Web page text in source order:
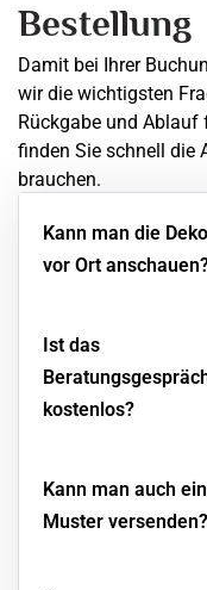
Bestellung
Damit bei Ihrer
wir die wichtigsten
Rückgabe und Ablauf
finden Sie schnell die
brauchen.
Kann man die Deko
vor Ort
Ist das
kostenlos?
Kann man auch ein
Muster versenden?